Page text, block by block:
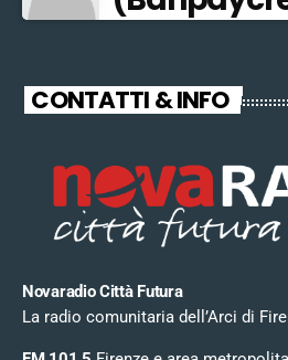
CONTATTI & INFO
Novaradio Città Futura
La radio comunitaria dell’Arci di